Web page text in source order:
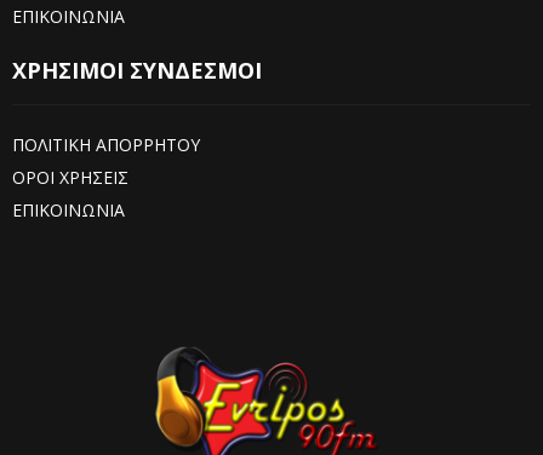
ΕΠΙΚΟΙΝΩΝΙΑ
ΧΡΗΣΙΜΟΙ ΣΥΝΔΕΣΜΟΙ
ΠΟΛΙΤΙΚΗ ΑΠΟΡΡΗΤΟΥ
ΟΡΟΙ ΧΡΗΣΕΙΣ
ΕΠΙΚΟΙΝΩΝΙΑ